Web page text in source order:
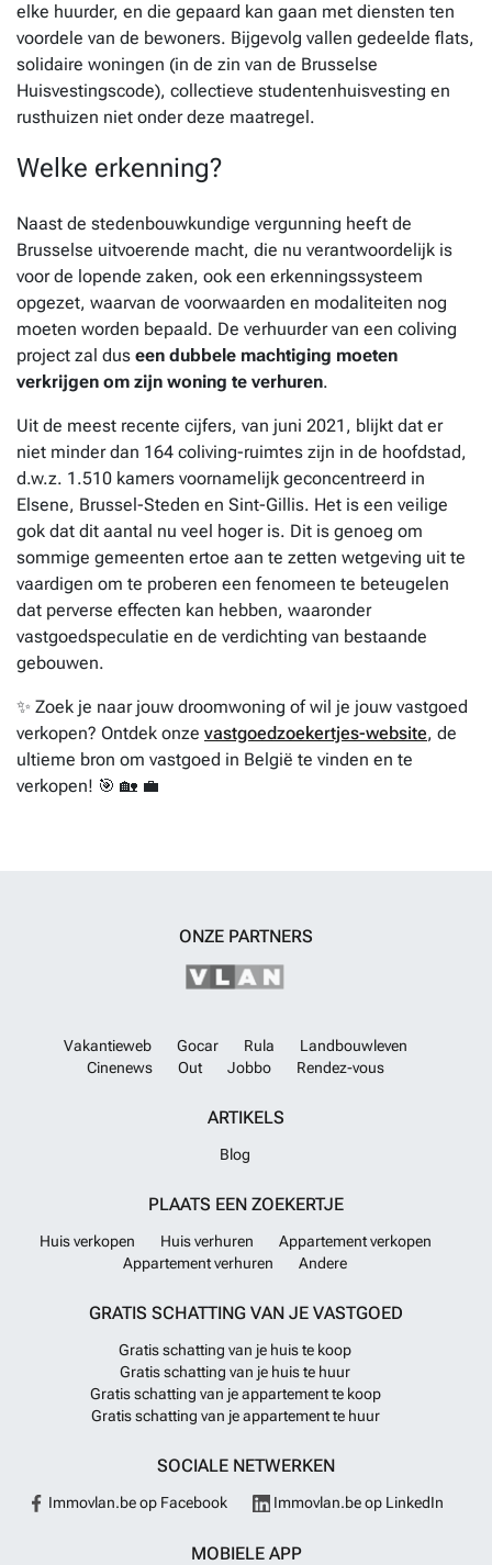
elke huurder, en die gepaard kan gaan met diensten ten
voordele van de bewoners. Bijgevolg vallen gedeelde flats,
solidaire woningen (in de zin van de Brusselse
Huisvestingscode), collectieve studentenhuisvesting en
rusthuizen niet onder deze maatregel.
Welke erkenning?
Naast de stedenbouwkundige vergunning heeft de
Brusselse uitvoerende macht, die nu verantwoordelijk is
voor de lopende zaken, ook een erkenningssysteem
opgezet, waarvan de voorwaarden en modaliteiten nog
moeten worden bepaald. De verhuurder van een coliving
project zal dus een dubbele machtiging moeten
verkrijgen om zijn woning te verhuren.
Uit de meest recente cijfers, van juni 2021, blijkt dat er
niet minder dan 164 coliving-ruimtes zijn in de hoofdstad,
d.w.z. 1.510 kamers voornamelijk geconcentreerd in
Elsene, Brussel-Steden en Sint-Gillis. Het is een veilige
gok dat dit aantal nu veel hoger is. Dit is genoeg om
sommige gemeenten ertoe aan te zetten wetgeving uit te
vaardigen om te proberen een fenomeen te beteugelen
dat perverse effecten kan hebben, waaronder
vastgoedspeculatie en de verdichting van bestaande
gebouwen.
✨ Zoek je naar jouw droomwoning of wil je jouw vastgoed
verkopen? Ontdek onze vastgoedzoekertjes-website, de
ultieme bron om vastgoed in België te vinden en te
verkopen! 🎯 🏡 💼
ONZE PARTNERS
Vakantieweb Gocar Rula
Landbouwleven
Cinenews
Out Jobbo Rendez-vous
ARTIKELS
Blog
PLAATS EEN ZOEKERTJE
Huis verkopen Huis verhuren
Appartement verkopen
Appartement verhuren
Andere
GRATIS SCHATTING VAN JE VASTGOED
Gratis schatting van je huis te koop
Gratis schatting van je huis te huur
Gratis schatting van je appartement te koop
Gratis schatting van je appartement te huur
SOCIALE NETWERKEN
Immovlan.be op Facebook Immovlan.be op LinkedIn
MOBIELE APP